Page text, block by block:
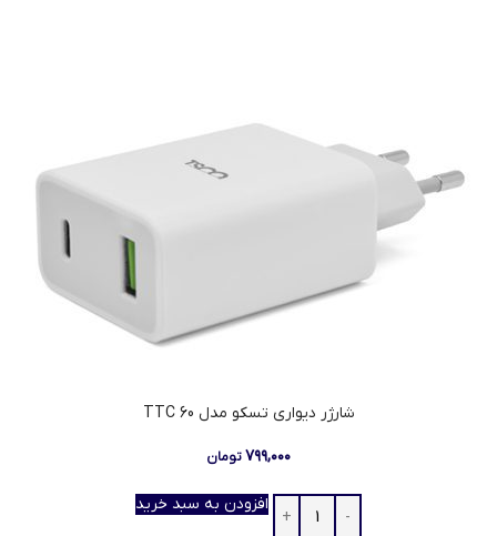
شارژر دیواری تسکو مدل TTC 60
۷۹۹,۰۰۰تومان
افزودن به سبد خرید